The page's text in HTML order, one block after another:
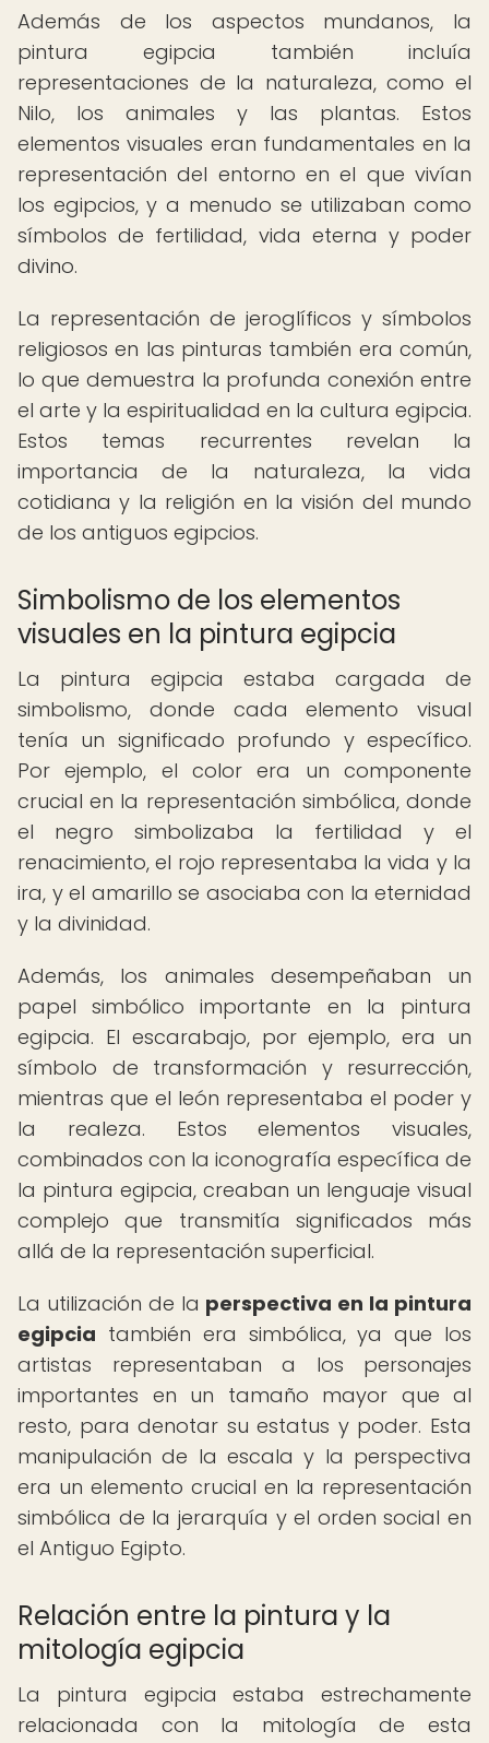
Además de los aspectos mundanos, la
pintura egipcia también incluía
representaciones de la naturaleza, como el
Nilo, los animales y las plantas. Estos
elementos visuales eran fundamentales en la
representación del entorno en el que vivían
los egipcios, y a menudo se utilizaban como
símbolos de fertilidad, vida eterna y poder
divino.
La representación de jeroglíficos y símbolos
religiosos en las pinturas también era común,
lo que demuestra la profunda conexión entre
el arte y la espiritualidad en la cultura egipcia.
Estos temas recurrentes revelan la
importancia de la naturaleza, la vida
cotidiana y la religión en la visión del mundo
de los antiguos egipcios.
Simbolismo de los elementos
visuales en la pintura egipcia
La pintura egipcia estaba cargada de
simbolismo, donde cada elemento visual
tenía un significado profundo y específico.
Por ejemplo, el color era un componente
crucial en la representación simbólica, donde
el negro simbolizaba la fertilidad y el
renacimiento, el rojo representaba la vida y la
ira, y el amarillo se asociaba con la eternidad
y la divinidad.
Además, los animales desempeñaban un
papel simbólico importante en la pintura
egipcia. El escarabajo, por ejemplo, era un
símbolo de transformación y resurrección,
mientras que el león representaba el poder y
la realeza. Estos elementos visuales,
combinados con la iconografía específica de
la pintura egipcia, creaban un lenguaje visual
complejo que transmitía significados más
allá de la representación superficial.
La utilización de la perspectiva en la pintura
egipcia también era simbólica, ya que los
artistas representaban a los personajes
importantes en un tamaño mayor que al
resto, para denotar su estatus y poder. Esta
manipulación de la escala y la perspectiva
era un elemento crucial en la representación
simbólica de la jerarquía y el orden social en
el Antiguo Egipto.
Relación entre la pintura y la
mitología egipcia
La pintura egipcia estaba estrechamente
relacionada con la mitología de esta